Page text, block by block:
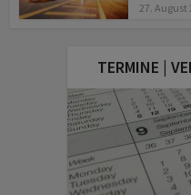
27. August
TERMINE |